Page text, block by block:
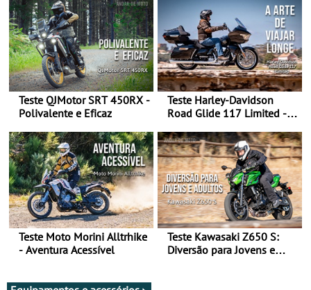
Teste QJMotor SRT 450RX -
Polivalente e Eficaz
Teste Harley-Davidson
Road Glide 117 Limited - A
Teste Moto Morini Alltrhike
- Aventura Acessível
Teste Kawasaki Z650 S:
Diversão para Jovens e